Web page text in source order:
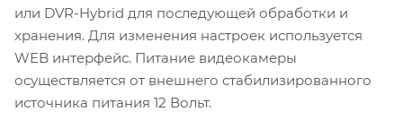
или DVR-Hybrid для последующей обработки и
хранения. Для изменения настроек используется
WEB интерфейс. Питание видеокамеры
осуществляется от внешнего стабилизированного
источника питания 12 Вольт.